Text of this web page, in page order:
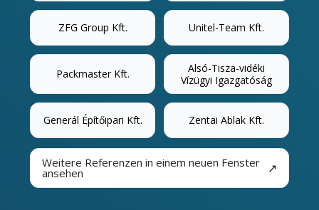
ZFG Group Kft. Unitel-Team Kft.
Packmaster Kft.
Alsó-Tisza-vidéki
Vízügyi Igazgatóság
Generál Építőipari Kft. Zentai Ablak Kft.
Weitere Referenzen in einem neuen Fenster
ansehen ↗